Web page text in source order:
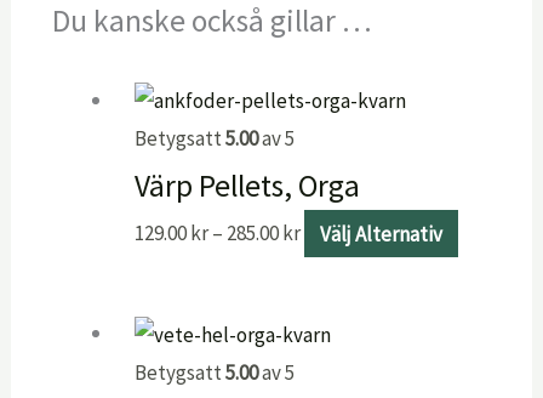
Du kanske också gillar …
Betygsatt5.00av 5
Värp Pellets, Orga
129.00kr– 285.00kr Välj Alternativ
Betygsatt5.00av 5